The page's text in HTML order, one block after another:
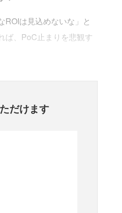
ROIは見込めないな」と
ば、PoC止まりを悲観す
だけます